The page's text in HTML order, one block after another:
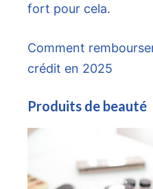
fort pour cela.
Comment
crédit en 2025
Produits de beauté